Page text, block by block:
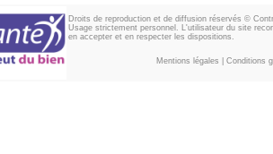
Droits de reproduction et de diffusion réservés ©
Usage strictement personnel. L'utilisateur du site
en accepter et en respecter les dispositions.
Mentions légales Conditions